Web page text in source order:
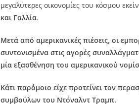
μεγαλύτερες οικονομίες του κόσμου
και Γαλλία.
Μετά από αμερικανικές πιέσεις, οι
συντονισμένα στις αγορές
μία εξασθένηση του αμερικανικού
Κάτι παρόμοιο είχε προτείνει τον
συμβούλων του Ντόναλντ Τραμπ.